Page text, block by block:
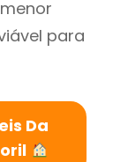
para
Da